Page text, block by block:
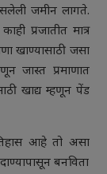
जमीन लागते.
प्रजातीत मात्र
खाण्यासाठी जसा
जास्त प्रमाणात
खाद्य म्हणून पेंड
आहे तो असा
बनविता